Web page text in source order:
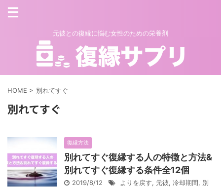
元彼との復縁に悩む女性のための栄養剤
HOME > 別れてすぐ
別れてすぐ
復縁方法
別れてすぐ復縁する人の特徴と方法&
別れてすぐ復縁する条件全12個
2019/8/12 よりを戻す, 元彼, 冷却期間, 別